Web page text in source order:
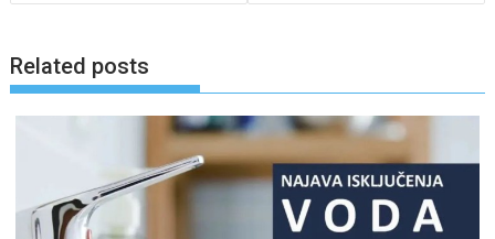
Related posts